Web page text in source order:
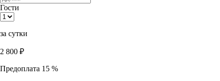
Гости
за сутки
2 800 ₽
Предоплата 15 %